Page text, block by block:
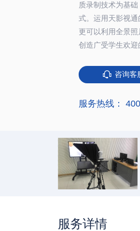
质录制技术为基
式。运用天影视通
更可以利用全景
创造广受学生欢迎
咨询客
服务热线：
服务详情